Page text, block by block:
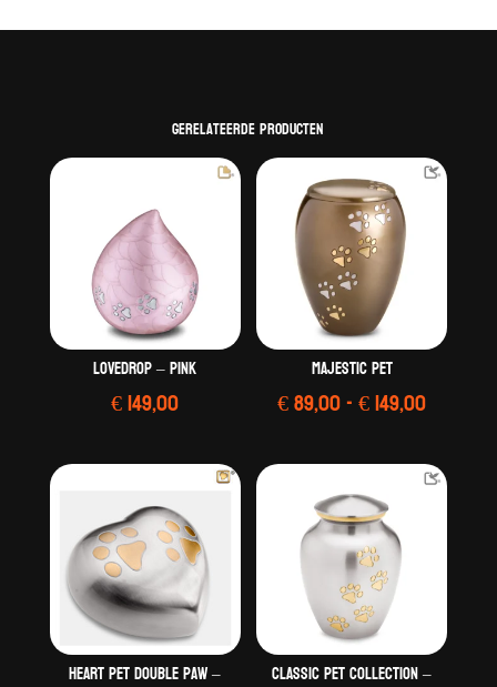
Gerelateerde producten
LoveDrop – Pink
€149,00
Majestic Pet
€89,00-€149,00
tot
€ 149,00
Heart Pet Double Paw – Classic Pet Collection –